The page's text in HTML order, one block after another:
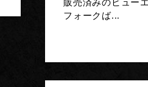
販売済みのビュー
フォークば...